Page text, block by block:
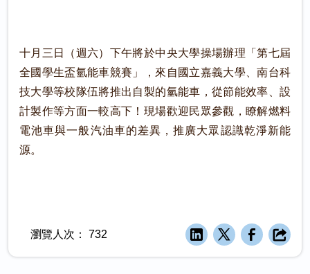
十月三日（週六）下午將於中央大學操場辦理「第七屆
全國學生盃氫能車競賽」，來自國立嘉義大學、南台科
技大學等校隊伍將推出自製的氫能車，從節能效率、設
計製作等方面一較高下！現場歡迎民眾參觀，瞭解燃料
電池車與一般汽油車的差異，推廣大眾認識乾淨新能
源。
瀏覽人次： 732